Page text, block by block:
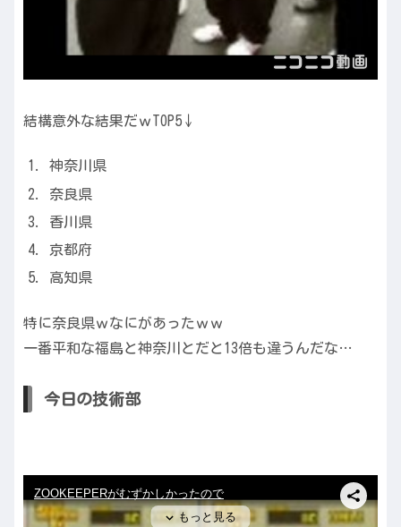
結構意外な結果だｗTOP5↓
神奈川県
奈良県
香川県
京都府
高知県
特に奈良県ｗなにがあったｗｗ
一番平和な福島と神奈川とだと13倍も違うんだな…
今日の技術部